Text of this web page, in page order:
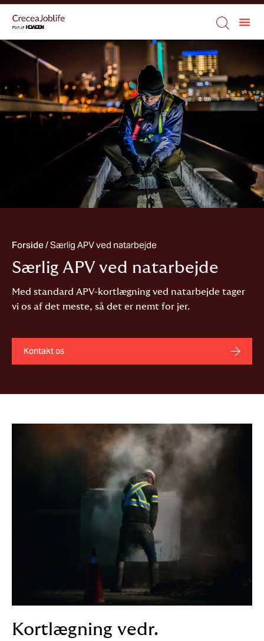
Forside/Særlig APV ved natarbejde
Særlig APV ved natarbejde
Med standard APV-kortlægning ved natarbejde tager
vi os af det meste, så det er nemt for jer.
Kontakt os
Kortlægning vedr.